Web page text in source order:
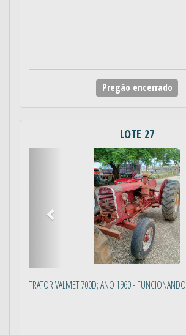
Pregão encerrado
LOTE 27
TRATOR VALMET 700D; ANO 1960 - FUNCIONANDO